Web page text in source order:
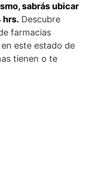
sabrás ubicar
hrs. Descubre
farmacias
este estado de
tienen o te